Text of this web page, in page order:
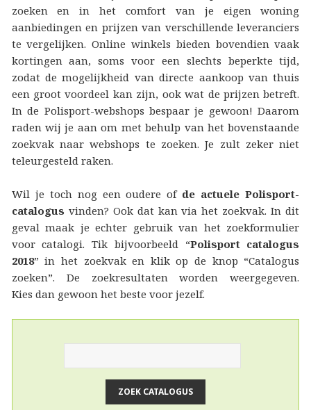
zoeken en in het comfort van je eigen woning
aanbiedingen en prijzen van verschillende leveranciers
te vergelijken. Online winkels bieden bovendien vaak
kortingen aan, soms voor een slechts beperkte tijd,
zodat de mogelijkheid van directe aankoop van thuis
een groot voordeel kan zijn, ook wat de prijzen betreft.
In de Polisport-webshops bespaar je gewoon! Daarom
raden wij je aan om met behulp van het bovenstaande
zoekvak naar webshops te zoeken. Je zult zeker niet
teleurgesteld raken.
Wil je toch nog een oudere of de actuele Polisport-
catalogus vinden? Ook dat kan via het zoekvak. In dit
geval maak je echter gebruik van het zoekformulier
voor catalogi. Tik bijvoorbeeld “Polisport catalogus
2018” in het zoekvak en klik op de knop “Catalogus
zoeken”. De zoekresultaten worden weergegeven.
Kies dan gewoon het beste voor jezelf.